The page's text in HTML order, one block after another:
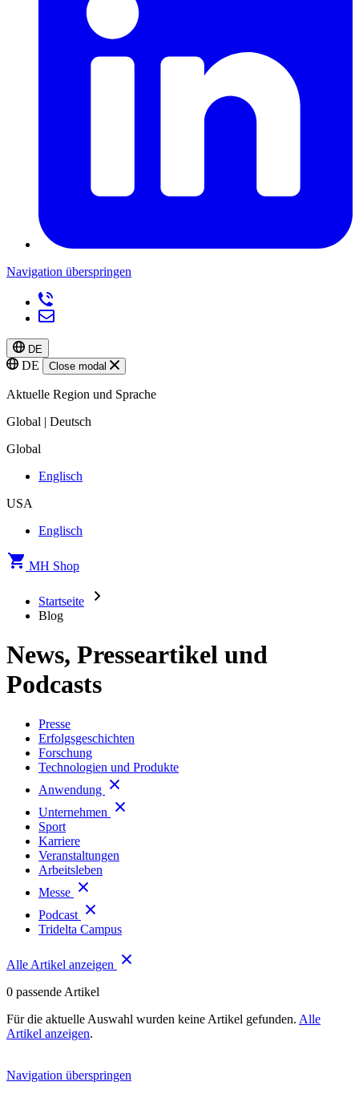
Navigation überspringen
DE
DE Close modal
Aktuelle Region und Sprache
Global | Deutsch
Global
Englisch
USA
Englisch
MH Shop
Startseite
Blog
News, Presseartikel und
Podcasts
Presse
Erfolgsgeschichten
Forschung
Technologien und Produkte
Anwendung
Unternehmen
Sport
Karriere
Veranstaltungen
Arbeitsleben
Messe
Podcast
Tridelta Campus
Alle Artikel anzeigen
0 passende Artikel
Für die aktuelle Auswahl wurden keine Artikel gefunden. Alle
Artikel anzeigen.
Navigation überspringen